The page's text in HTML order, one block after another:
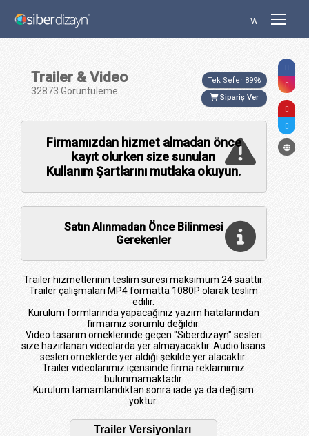
www.siberdizayn.com.tr
Trailer & Video
Sipariş Ver
Tek Sefer 899₺
32873 Görüntüleme
Firmamızdan hizmet almadan önce
kayıt olurken size sunulan
Kullanım Şartlarını mutlaka okuyun.
Satın Alınmadan Önce Bilinmesi
Gerekenler
Trailer hizmetlerinin teslim süresi maksimum 24 saattir.
Trailer çalışmaları MP4 formatta 1080P olarak teslim
edilir.
Kurulum formlarında yapacağınız yazım hatalarından
firmamız sorumlu değildir.
Video tasarım örneklerinde geçen "Siberdizayn" sesleri
size hazırlanan videolarda yer almayacaktır. Audio lisans
sesleri örneklerde yer aldığı şekilde yer alacaktır.
Trailer videolarımız içerisinde firma reklamımız
bulunmamaktadır.
Kurulum tamamlandıktan sonra iade ya da değişim
yoktur.
Trailer Versiyonları